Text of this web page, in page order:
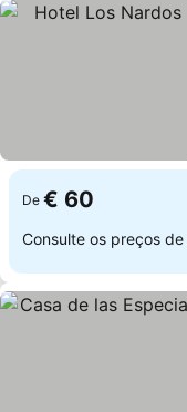
De € 60
Consulte os preços de